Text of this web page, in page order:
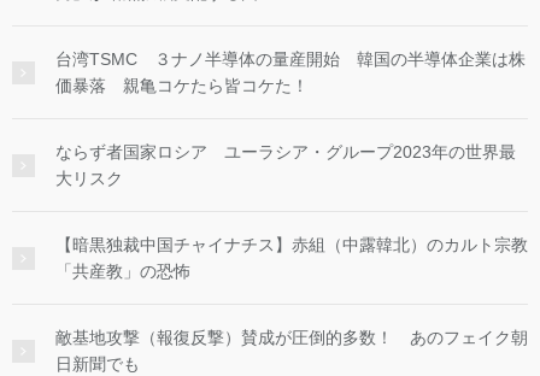
台湾TSMC ３ナノ半導体の量産開始 韓国の半導体企業は株
価暴落 親亀コケたら皆コケた！
ならず者国家ロシア ユーラシア・グループ2023年の世界最
大リスク
【暗黒独裁中国チャイナチス】赤組（中露韓北）のカルト宗教
「共産教」の恐怖
敵基地攻撃（報復反撃）賛成が圧倒的多数！ あのフェイク朝
日新聞でも